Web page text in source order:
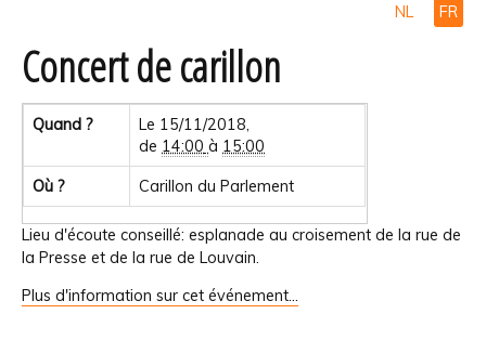
NL FR
Concert de carillon
Quand ?
Le 15/11/2018,
de 14:00 à 15:00
Où ? Carillon du Parlement
Lieu d'écoute conseillé: esplanade au croisement de la rue de
la Presse et de la rue de Louvain.
Plus d'information sur cet événement…